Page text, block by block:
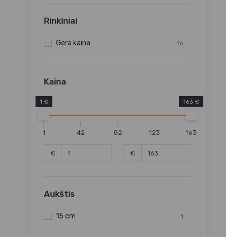
Rinkiniai
Gera kaina 16
Kaina
1 € 163 €
1 42 82 123 163
€ €
Aukštis
15 cm 1